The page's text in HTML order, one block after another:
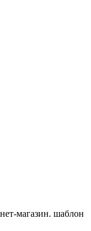
магазин. шаблон